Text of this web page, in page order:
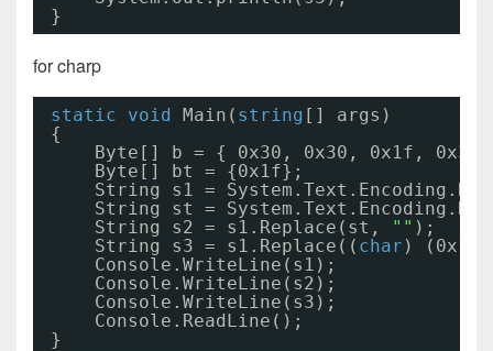
}
for charp
static void Main( string [] args)
{
Byte[] b = { 0x30, 0x30, 0x1f,
Byte[] bt = {0x1f};
String s1 =
String st =
String s2 = s1.Replace(st,
"" );
String s3 = s1.Replace(( char )
Console.WriteLine(s1);
Console.WriteLine(s2);
Console.WriteLine(s3);
Console.ReadLine();
}